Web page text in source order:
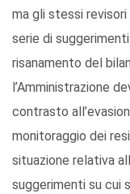
ma gli stessi
serie di
risanamento del
l’Amministrazione
contrasto
monitoraggio dei
situazione relativa
suggerimenti su cui